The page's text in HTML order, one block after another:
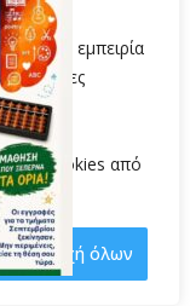
την εμπειρία
την
των cookies από
Αποδοχή όλων